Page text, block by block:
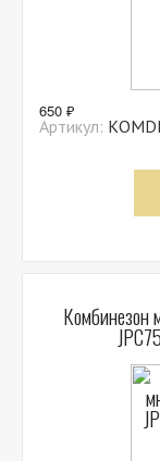
650 ₽
Артикул:
Комбинезон